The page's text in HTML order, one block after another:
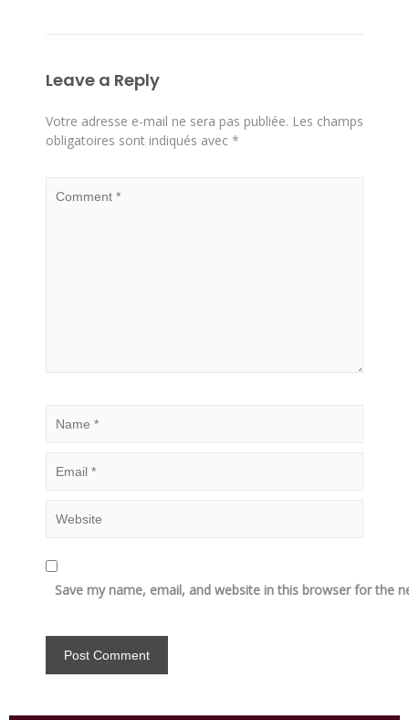
Leave a Reply
Votre adresse e-mail ne sera pas publiée. Les champs
obligatoires sont indiqués avec *
Save my name, email, and website in this browser for the